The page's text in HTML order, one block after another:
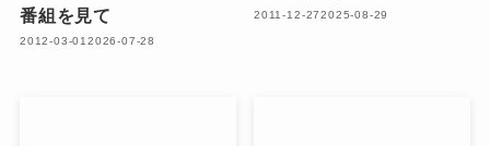
番組を見て
2012-03-012026-07-28
2011-12-272025-08-29